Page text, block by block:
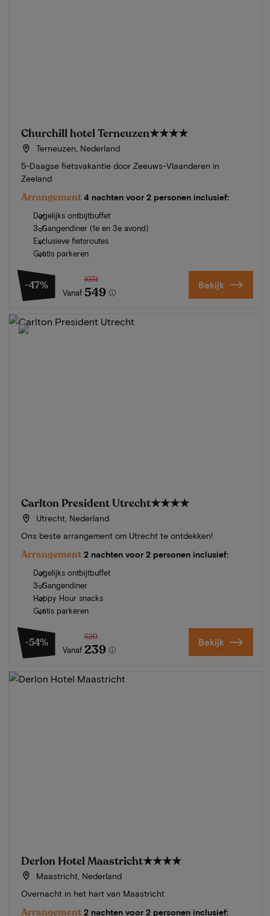
Churchill hotel Terneuzen★★★★
Terneuzen, Nederland
5-Daagse fietsvakantie door Zeeuws-Vlaanderen in
Zeeland
Arrangement 4 nachten voor 2 personen inclusief:
Dagelijks ontbijtbuffet
3-Gangendiner (1e en 3e avond)
Exclusieve fietsroutes
Gratis parkeren
-47%
Vanaf
1031
549 Bekijk
Carlton President Utrecht★★★★
Utrecht, Nederland
Ons beste arrangement om Utrecht te ontdekken!
Arrangement 2 nachten voor 2 personen inclusief:
Dagelijks ontbijtbuffet
3-Gangendiner
Happy Hour snacks
Gratis parkeren
-54%
Vanaf
520
239 Bekijk
Derlon Hotel Maastricht★★★★
Maastricht, Nederland
Overnacht in het hart van Maastricht
Arrangement 2 nachten voor 2 personen inclusief: